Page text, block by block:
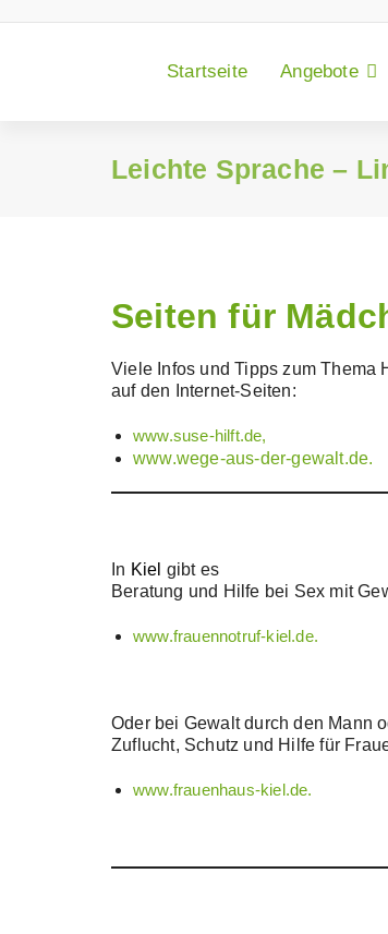
Startseite Angebote
Leichte Sprache –
Seiten für
Viele Infos und Tipps zum Thema
auf den Internet-Seiten:
www.suse-hilft.de,
www.wege-aus-der-gewalt.de.
In Kiel gibt es
Beratung und Hilfe bei Sex mit
www.frauennotruf-kiel.de.
Oder bei Gewalt durch den Mann
Zuflucht, Schutz und Hilfe für
www.frauenhaus-kiel.de.